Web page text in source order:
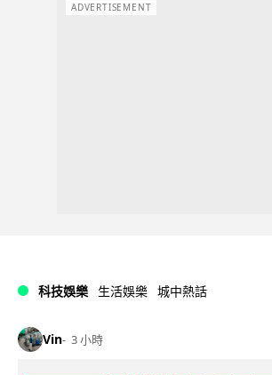
ADVERTISEMENT
科技娛樂 生活娛樂 城中熱話
Vin 3 小時